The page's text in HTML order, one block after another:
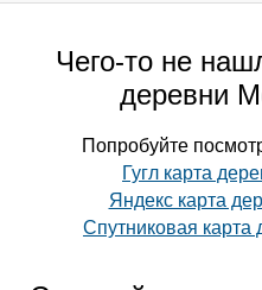
Чего-то не
деревни
Попробуйте
Гугл карта
Яндекс карта
Спутниковая карта